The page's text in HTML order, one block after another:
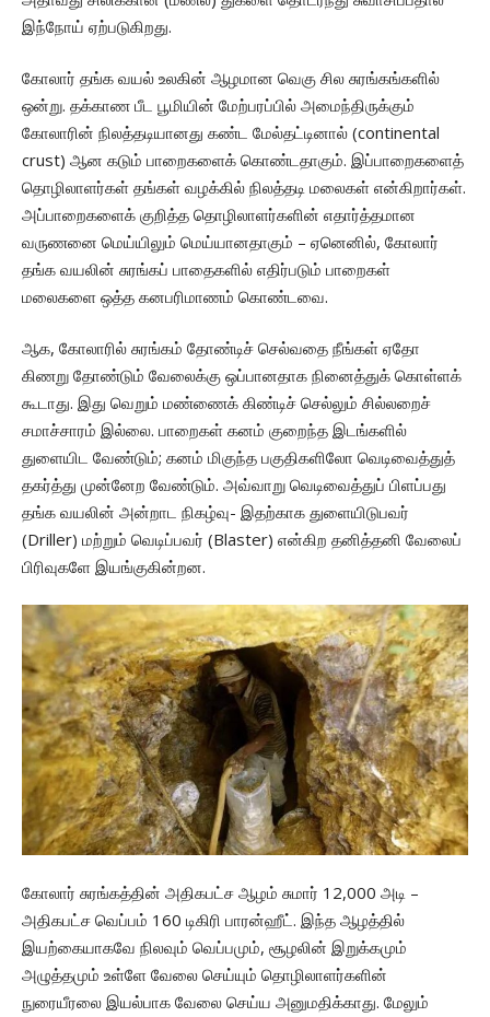
இந்நோய் ஏற்படுகிறது.
கோலார் தங்க வயல் உலகின் ஆழமான வெகு சில சுரங்கங்களில்
ஒன்று. தக்காண பீட பூமியின் மேற்பரப்பில் அமைந்திருக்கும்
கோலாரின் நிலத்தடியானது கண்ட மேல்தட்டினால் (continental
crust) ஆன கடும் பாறைகளைக் கொண்டதாகும். இப்பாறைகளைத்
தொழிலாளர்கள் தங்கள் வழக்கில் நிலத்தடி மலைகள் என்கிறார்கள்.
அப்பாறைகளைக் குறித்த தொழிலாளர்களின் எதார்த்தமான
வருணனை மெய்யிலும் மெய்யானதாகும் – ஏனெனில், கோலார்
தங்க வயலின் சுரங்கப் பாதைகளில் எதிர்படும் பாறைகள்
மலைகளை ஒத்த கனபரிமாணம் கொண்டவை.
ஆக, கோலாரில் சுரங்கம் தோண்டிச் செல்வதை நீங்கள் ஏதோ
கிணறு தோண்டும் வேலைக்கு ஒப்பானதாக நினைத்துக் கொள்ளக்
கூடாது. இது வெறும் மண்ணைக் கிண்டிச் செல்லும் சில்லறைச்
சமாச்சாரம் இல்லை. பாறைகள் கனம் குறைந்த இடங்களில்
துளையிட வேண்டும்; கனம் மிகுந்த பகுதிகளிலோ வெடிவைத்துத்
தகர்த்து முன்னேற வேண்டும். அவ்வாறு வெடிவைத்துப் பிளப்பது
தங்க வயலின் அன்றாட நிகழ்வு- இதற்காக துளையிடுபவர்
(Driller) மற்றும் வெடிப்பவர் (Blaster) என்கிற தனித்தனி வேலைப்
பிரிவுகளே இயங்குகின்றன.
கோலார் சுரங்கத்தின் அதிகபட்ச ஆழம் சுமார் 12,000 அடி –
அதிகபட்ச வெப்பம் 160 டிகிரி பாரன்ஹீட். இந்த ஆழத்தில்
இயற்கையாகவே நிலவும் வெப்பமும், சூழலின் இறுக்கமும்
அழுத்தமும் உள்ளே வேலை செய்யும் தொழிலாளர்களின்
நுரையீரலை இயல்பாக வேலை செய்ய அனுமதிக்காது. மேலும்